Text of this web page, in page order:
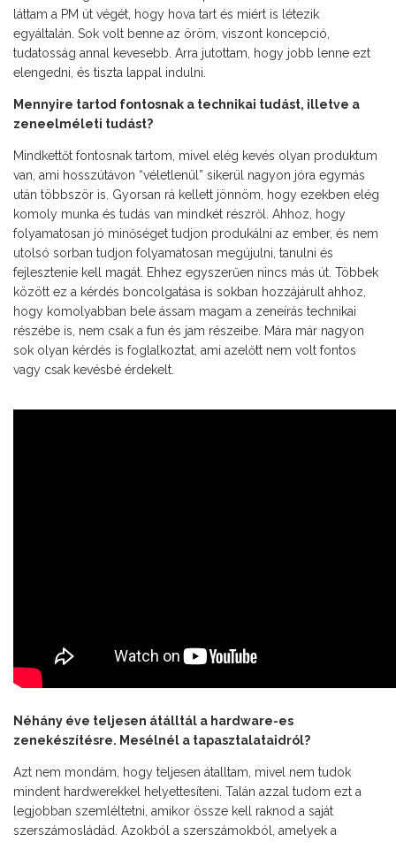
láttam a PM út végét, hogy hova tart és miért is létezik
egyáltalán. Sok volt benne az öröm, viszont koncepció,
tudatosság annal kevesebb. Arra jutottam, hogy jobb lenne ezt
elengedni, és tiszta lappal indulni.
Mennyire tartod fontosnak a technikai tudást, illetve a
zeneelméleti tudást?
Mindkettőt fontosnak tartom, mivel elég kevés olyan produktum
van, ami hosszútávon “véletlenül” sikerül nagyon jóra egymás
után többször is. Gyorsan rá kellett jönnöm, hogy ezekben elég
komoly munka és tudás van mindkét részről. Ahhoz, hogy
folyamatosan jó minőséget tudjon produkálni az ember, és nem
utolsó sorban tudjon folyamatosan megújulni, tanulni és
fejlesztenie kell magát. Ehhez egyszerűen nincs más út. Többek
között ez a kérdés boncolgatása is sokban hozzájárult ahhoz,
hogy komolyabban bele ássam magam a zeneírás technikai
részébe is, nem csak a fun és jam részeibe. Mára már nagyon
sok olyan kérdés is foglalkoztat, ami azelőtt nem volt fontos
vagy csak kevésbé érdekelt.
Néhány éve teljesen átálltál a hardware-es
zenekészítésre. Mesélnél a tapasztalataidról?
Azt nem mondám, hogy teljesen átalltam, mivel nem tudok
mindent hardwerekkel helyettesíteni. Talán azzal tudom ezt a
legjobban szemléltetni, amikor össze kell raknod a saját
szerszámosládád. Azokból a szerszámokból, amelyek a